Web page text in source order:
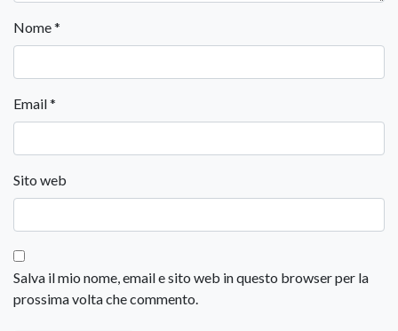
Nome*
Email*
Sito web
Salva il mio nome, email e sito web in questo browser per la
prossima volta che commento.